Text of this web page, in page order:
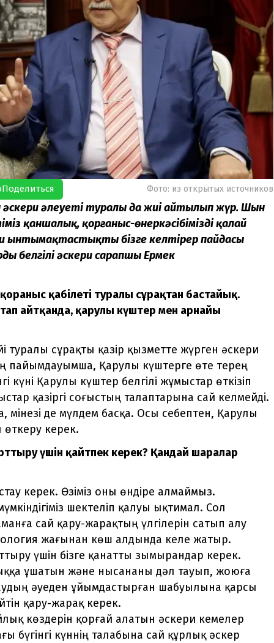
Поделиться Фото: из открытых источников
әскери әлеуеті туралы да жиі айтылып жүр. Шын
қаншалық, қорғаныс-өнеркәсібімізді қалай
бізге келтірер пайдасы
белгілі әскери сарапшы Ермек
қорғаныс қабілеті туралы сұрақтан бастайық.
атап айтқанда, қарулы күштер мен арнайы
туралы сұрақты қазір қызметте жүрген әскери
пайымдауымша, Қарулы күштерге өте терең
күні Қарулы күштер белгілі жұмыстар өткізіп
қазіргі соғыстың талаптарына сай келмейді.
мінезі де мүлдем басқа. Осы себептен, Қарулы
керек.
үшін қайтпек керек? Қандай шаралар
керек. Өзіміз оны өндіре алмаймыз.
шектеліп қалуы ықтимал. Сол
сай қару-жарақтың үлгілерін сатып алу
жағынан көш алдында келе жатыр.
үшін бізге қанатты зымырандар керек.
ұшатын және нысананы дәл тауып, жоюға
әуеден ұйымдастырған шабуылына қарсы
қару-жарақ керек.
көздерін қорғай алатын әскери кемелер
бүгінгі күннің талабына сай құрлық әскер